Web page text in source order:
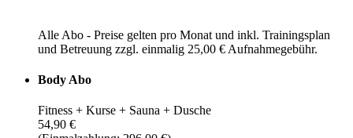
Alle Abo - Preise gelten pro Monat und inkl. Trainingsplan
und Betreuung zzgl. einmalig 25,00 € Aufnahmegebühr.
Body Abo
Fitness + Kurse + Sauna + Dusche
54,90 €